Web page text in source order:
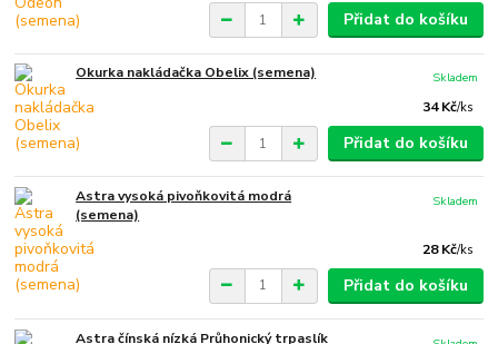
Přidat do košíku
Okurka nakládačka Obelix (semena)
34 Kč/ks
Skladem
Přidat do košíku
Astra vysoká pivoňkovitá modrá
(semena)
28 Kč/ks
Skladem
Přidat do košíku
Astra čínská nízká Průhonický trpaslík